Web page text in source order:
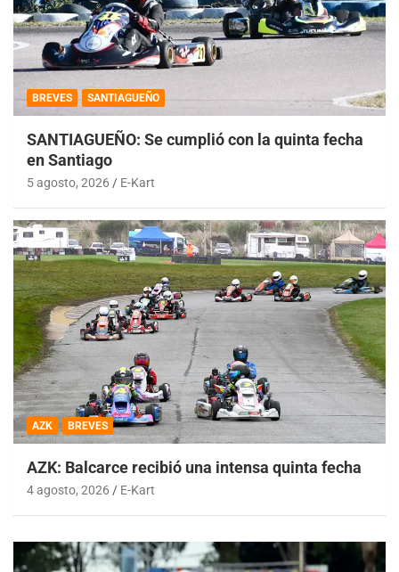
BREVES SANTIAGUEÑO
SANTIAGUEÑO: Se cumplió con la quinta fecha
en Santiago
5 agosto, 2026 E-Kart
AZK BREVES
AZK: Balcarce recibió una intensa quinta fecha
4 agosto, 2026 E-Kart